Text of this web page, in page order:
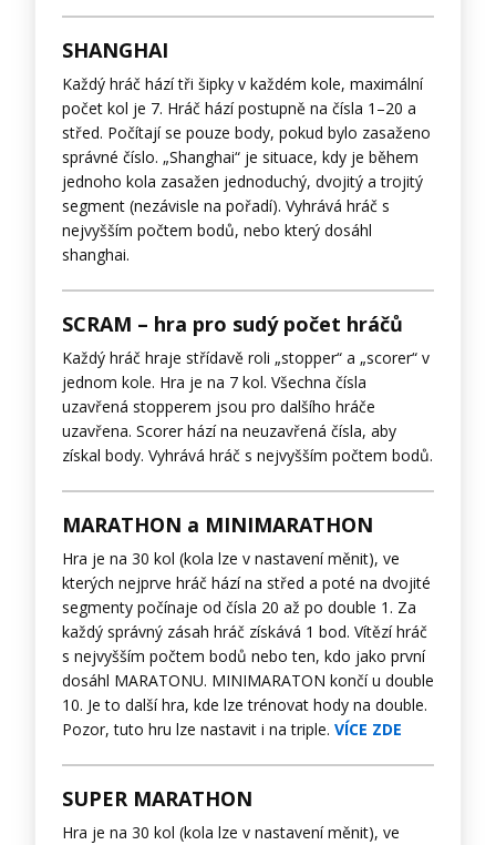
SHANGHAI
Každý hráč hází tři šipky v každém kole, maximální
počet kol je 7. Hráč hází postupně na čísla 1–20 a
střed. Počítají se pouze body, pokud bylo zasaženo
správné číslo. „Shanghai“ je situace, kdy je během
jednoho kola zasažen jednoduchý, dvojitý a trojitý
segment (nezávisle na pořadí). Vyhrává hráč s
nejvyšším počtem bodů, nebo který dosáhl
shanghai.
SCRAM – hra pro sudý počet hráčů
Každý hráč hraje střídavě roli „stopper“ a „scorer“ v
jednom kole. Hra je na 7 kol. Všechna čísla
uzavřená stopperem jsou pro dalšího hráče
uzavřena. Scorer hází na neuzavřená čísla, aby
získal body. Vyhrává hráč s nejvyšším počtem bodů.
MARATHON a MINIMARATHON
Hra je na 30 kol (kola lze v nastavení měnit), ve
kterých nejprve hráč hází na střed a poté na dvojité
segmenty počínaje od čísla 20 až po double 1. Za
každý správný zásah hráč získává 1 bod. Vítězí hráč
s nejvyšším počtem bodů nebo ten, kdo jako první
dosáhl MARATONU. MINIMARATON končí u double
10. Je to další hra, kde lze trénovat hody na double.
Pozor, tuto hru lze nastavit i na triple. VÍCE ZDE
SUPER MARATHON
Hra je na 30 kol (kola lze v nastavení měnit), ve